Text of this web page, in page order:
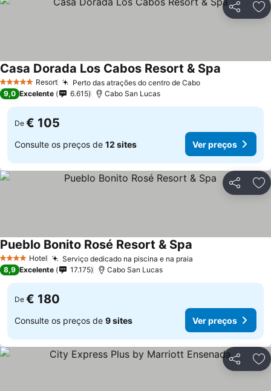
Partilhar
5 Estrelas Resort Perto das atrações do centro de Cabo
Casa Dorada Los Cabos Resort & Spa
9,0 Excelente 6.615 Cabo San Lucas
De € 105
Consulte os preços de 12 sites Ver preços
Partilhar
4 EstrelasHotel Serviço dedicado na piscina e na praia
Pueblo Bonito Rosé Resort & Spa
8,9 Excelente 17.175 Cabo San Lucas
De € 180
Consulte os preços de 9 sites Ver preços
Partilhar